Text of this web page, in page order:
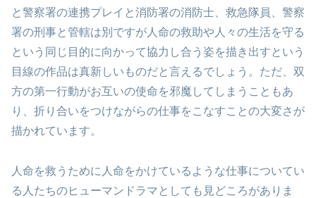
と警察署の連携プレイと消防署の消防士、救急隊員、警察
署の刑事と管轄は別ですが人命の救助や人々の生活を守る
という同じ目的に向かって協力し合う姿を描き出すという
目線の作品は真新しいものだと言えるでしょう。ただ、双
方の第一行動がお互いの使命を邪魔してしまうこともあ
り、折り合いをつけながらの仕事をこなすことの大変さが
描かれています。
人命を救うために人命をかけているような仕事についてい
る人たちのヒューマンドラマとしても見どころがありま